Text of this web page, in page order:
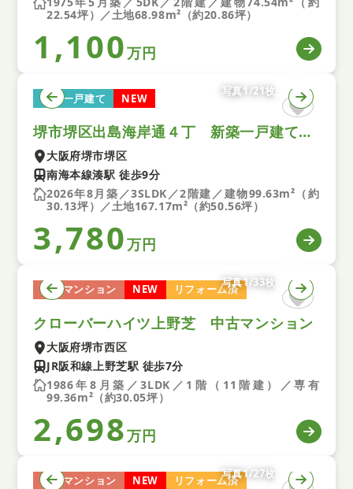
22.54坪）／土地68.98m²（約20.86坪）
1,100万円
新築一戸建て NEW
写真1/21枚
堺市堺区出島海岸通４丁 新築一戸建て 第１ 全１区画
大阪府堺市堺区
南海本線湊駅 徒歩9分
2026年8月築／3SLDK／2階建／建物99.63m²（約
30.13坪）／土地167.17m²（約50.56坪）
3,780万円
中古マンション NEW リフォーム済
写真1/33枚
クローバーハイツ上野芝 中古マンション
大阪府堺市西区
JR阪和線上野芝駅 徒歩7分
1986年8月築／3LDK／1階（11階建）／専有
99.36m²（約30.05坪）
2,698万円
中古マンション NEW リフォーム済
写真1/27枚